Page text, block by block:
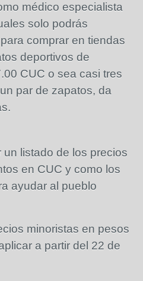
médico especialista
solo podrás
comprar en tiendas
deportivos de
CUC o sea casi tres
par de zapatos, da
listado de los precios
en CUC y como los
ayudar al pueblo
minoristas en pesos
a partir del 22 de